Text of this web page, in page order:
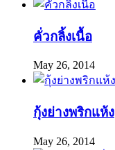
คั่วกลิ้งเนื้อ
May 26, 2014
กุ้งย่างพริกแห้ง
May 26, 2014